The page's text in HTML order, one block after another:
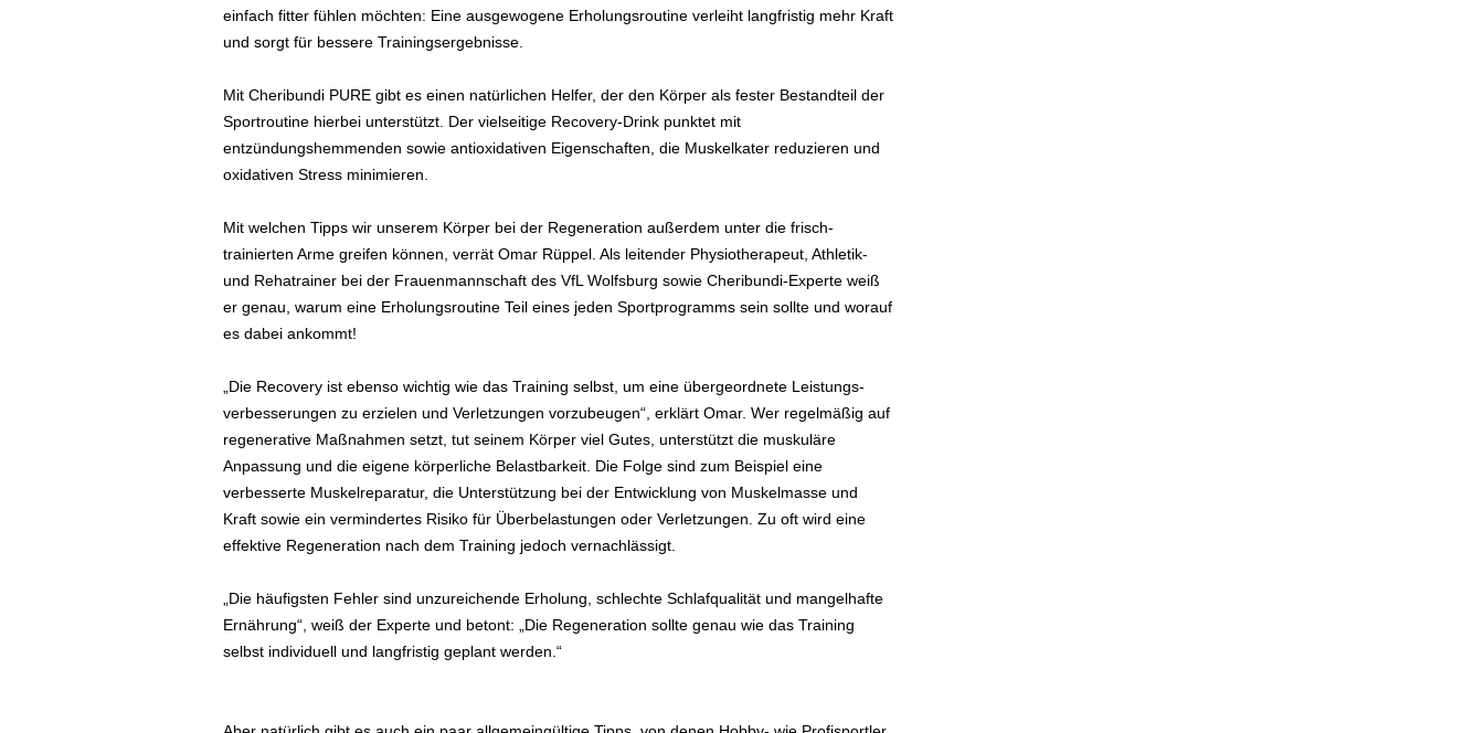
einfach fitter fühlen möchten: Eine ausgewogene Erholungsroutine verleiht langfristig mehr Kraft
und sorgt für bessere Trainingsergebnisse.
Mit Cheribundi PURE gibt es einen natürlichen Helfer, der den Körper als fester Bestandteil der
Sportroutine hierbei unterstützt. Der vielseitige Recovery-Drink punktet mit
entzündungshemmenden sowie antioxidativen Eigenschaften, die Muskelkater reduzieren und
oxidativen Stress minimieren.
Mit welchen Tipps wir unserem Körper bei der Regeneration außerdem unter die frisch-
trainierten Arme greifen können, verrät Omar Rüppel. Als leitender Physiotherapeut, Athletik-
und Rehatrainer bei der Frauenmannschaft des VfL Wolfsburg sowie Cheribundi-Experte weiß
er genau, warum eine Erholungsroutine Teil eines jeden Sportprogramms sein sollte und worauf
es dabei ankommt!
„Die Recovery ist ebenso wichtig wie das Training selbst, um eine übergeordnete Leistungs-
verbesserungen zu erzielen und Verletzungen vorzubeugen“, erklärt Omar. Wer regelmäßig auf
regenerative Maßnahmen setzt, tut seinem Körper viel Gutes, unterstützt die muskuläre
Anpassung und die eigene körperliche Belastbarkeit. Die Folge sind zum Beispiel eine
verbesserte Muskelreparatur, die Unterstützung bei der Entwicklung von Muskelmasse und
Kraft sowie ein vermindertes Risiko für Überbelastungen oder Verletzungen. Zu oft wird eine
effektive Regeneration nach dem Training jedoch vernachlässigt.
„Die häufigsten Fehler sind unzureichende Erholung, schlechte Schlafqualität und mangelhafte
Ernährung“, weiß der Experte und betont: „Die Regeneration sollte genau wie das Training
selbst individuell und langfristig geplant werden.“